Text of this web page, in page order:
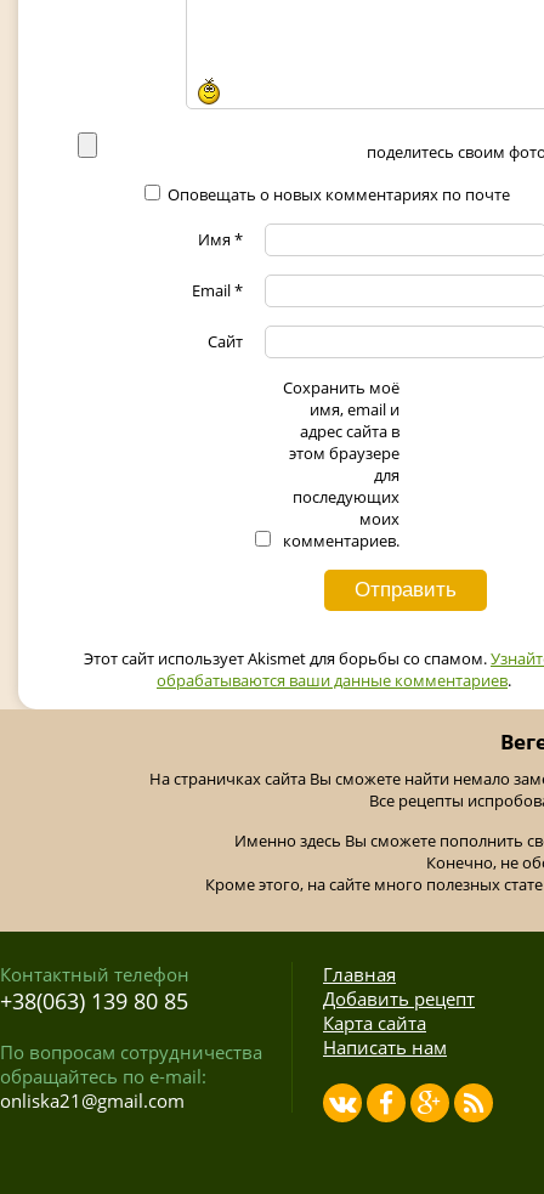
поделитесь своим
Оповещать о новых комментариях по почте
Имя*
Email*
Сайт
Сохранить моё
имя, email и
адрес сайта в
этом браузере
для
последующих
моих
комментариев.
Этот сайт использует Akismet для борьбы со спамом.
обрабатываются ваши данные комментариев.
На страничках сайта Вы сможете найти немало
Все рецепты
Именно здесь Вы сможете пополнить
Конечно, не
Кроме этого, на сайте много полезных
Контактный телефон
+38(063) 139 80 85
По вопросам сотрудничества
обращайтесь по e-mail:
onliska21@gmail.com
Главная
Добавить рецепт
Карта сайта
Написать нам